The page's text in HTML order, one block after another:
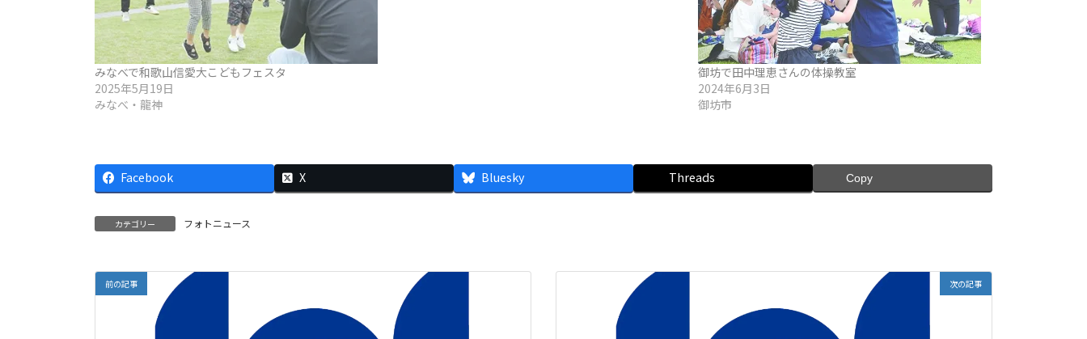
みなべで和歌山信愛大こどもフェスタ
2025年5月19日
みなべ・龍神
御坊で田中理恵さんの体操教室
2024年6月3日
御坊市
Facebook X Bluesky Threads Copy
カテゴリー フォトニュース
前の記事 次の記事